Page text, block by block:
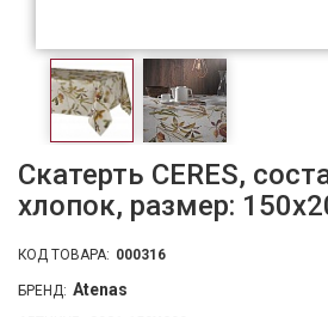
Скатерть CERES,
хлопок, размер:
КОД ТОВАРА: 000316
БРЕНД: Atenas